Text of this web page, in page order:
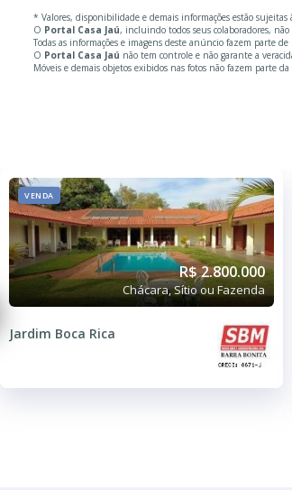
* Valores, disponibilidade e demais informações estão
O Portal Casa Jaú, incluindo todos seus colaboradores,
Todas as informações e imagens deste anúncio fazem parte
O Portal Casa Jaú não tem controle e não garante a
Móveis e demais objetos exibidos nas fotos não fazem parte
VENDA
R$ 2.800.000
Chácara, Sítio ou Fazenda
Jardim Boca Rica